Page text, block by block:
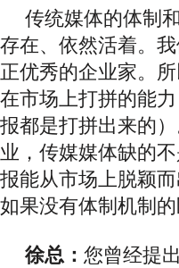
传统媒体的体制
存在、依然活着。我
正优秀的企业家。
在市场上打拼的能
报都是打拼出来的）
业，传媒媒体缺的
报能从市场上脱颖
如果没有体制机制
徐总： 您曾经提